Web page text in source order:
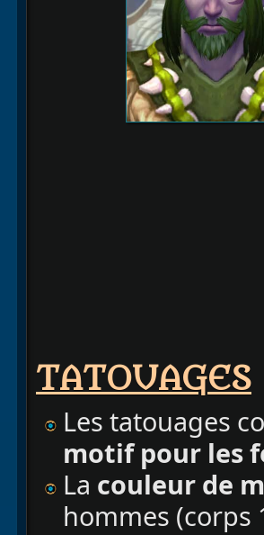
TATOUAGES
Les tatouages
motif pour les
La couleur de
hommes (corps